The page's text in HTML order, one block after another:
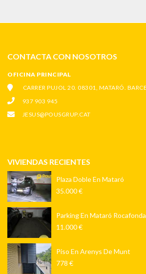
CONTACTA CON NOSOTROS
OFICINA PRINCIPAL
CARRER PUJOL 20. 08301, MATARÓ.
937 903 945
JESUS@POUSGRUP.CAT
VIVIENDAS RECIENTES
Plaza Doble En Mataró
35.000 €
Parking En Mataró Rocafonda
11.000 €
Piso En Arenys De Munt
778 €